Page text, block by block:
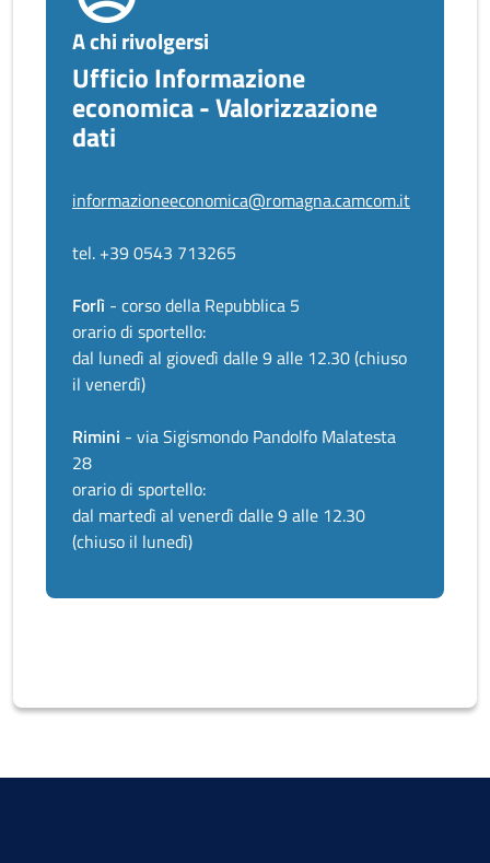
A chi rivolgersi
Ufficio Informazione
economica - Valorizzazione
dati
informazioneeconomica@romagna.camcom.it
tel. +39 0543 713265
Forlì - corso della Repubblica 5
orario di sportello:
dal lunedì al giovedì dalle 9 alle 12.30 (chiuso
il venerdì)
Rimini - via Sigismondo Pandolfo Malatesta
28
orario di sportello:
dal martedì al venerdì dalle 9 alle 12.30
(chiuso il lunedì)